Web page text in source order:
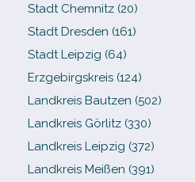
Stadt Chemnitz (20)
Stadt Dresden (161)
Stadt Leipzig (64)
Erzgebirgskreis (124)
Landkreis Bautzen (502)
Landkreis Görlitz (330)
Landkreis Leipzig (372)
Landkreis Meißen (391)